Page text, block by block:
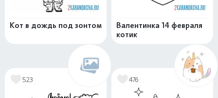
Кот в дождь под зонтом
Валентинка 14 февраля
котик
523 476